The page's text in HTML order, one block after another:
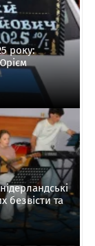
року:
безвісти та